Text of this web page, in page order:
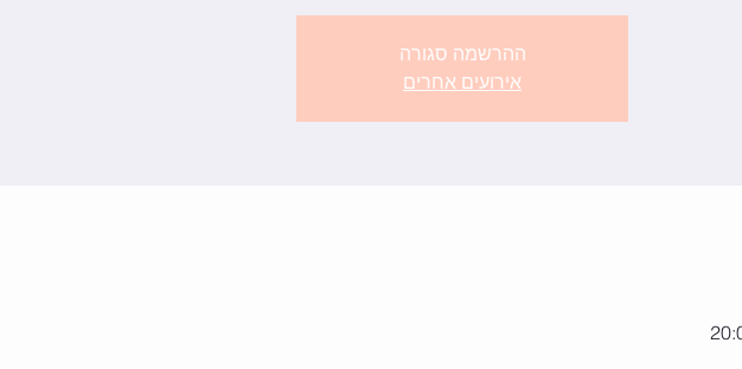
ההרשמה סגורה
אירועים אחרים